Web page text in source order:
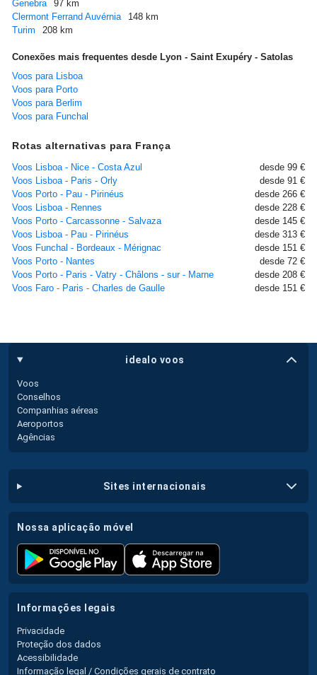
Genebra
97 km
Clermont Ferrand Auvérnia
148 km
Turim
208 km
Conexões mais frequentes desde Lyon - Saint Exupéry - Satolas
Voos para Lisboa
Voos para Porto
Voos para Berlim
Voos para Funchal
Rotas alternativas para França
Voos Lisboa - Nice - Costa Azul
desde 99 €
Voos Lisboa - Paris - Orly
desde 91 €
Voos Porto - Pau - Pirinéus
desde 266 €
Voos Lisboa - Rennes
desde 228 €
Voos Porto - Carcassonne - Salvaza
desde 145 €
Voos Lisboa - Pau - Pirinéus
desde 313 €
Voos Funchal - Bordeaux - Mérignac
desde 151 €
Voos Porto - Nantes
desde 72 €
Voos Porto - Paris - Vatry - Châlons - sur - Marne
desde 208 €
Voos Faro - Paris - Charles de Gaulle
desde 151 €
idealo voos
Voos
Conselhos
Companhias aéreas
Aeroportos
Agências
sites internacionais
nossa aplicação móvel
informações legais
Privacidade
Proteção dos dados
Acessibilidade
Informação legal / Condições gerais de contrato